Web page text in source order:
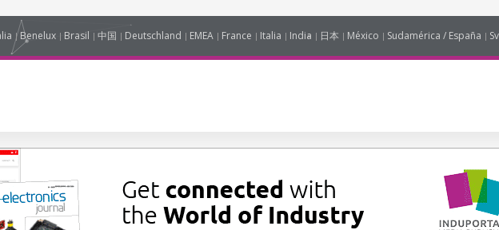
Benelux Brasil 中国 Deutschland EMEA France Italia India 日本 México Sudamérica / España